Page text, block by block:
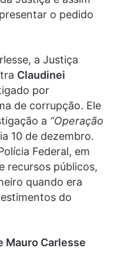
o pedido
a Justiça
Claudinei
por
de corrupção. Ele
a “Operação
10 de dezembro.
Federal, em
recursos públicos,
quando era
do
Mauro Carlesse